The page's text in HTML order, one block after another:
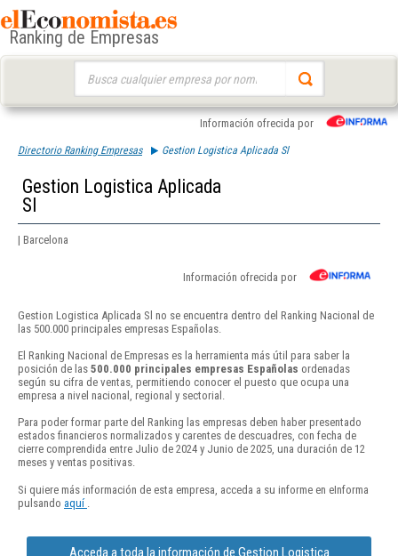
Ranking de Empresas
Información ofrecida por
Directorio Ranking Empresas Gestion Logistica Aplicada Sl
Gestion Logistica Aplicada
Sl
| Barcelona
Información ofrecida por
Gestion Logistica Aplicada Sl no se encuentra dentro del Ranking Nacional de
las 500.000 principales empresas Españolas.
El Ranking Nacional de Empresas es la herramienta más útil para saber la
posición de las 500.000 principales empresas Españolas ordenadas
según su cifra de ventas, permitiendo conocer el puesto que ocupa una
empresa a nivel nacional, regional y sectorial.
Para poder formar parte del Ranking las empresas deben haber presentado
estados financieros normalizados y carentes de descuadres, con fecha de
cierre comprendida entre Julio de 2024 y Junio de 2025, una duración de 12
meses y ventas positivas.
Si quiere más información de esta empresa, acceda a su informe en eInforma
pulsando aquí
Acceda a toda la información de Gestion Logistica